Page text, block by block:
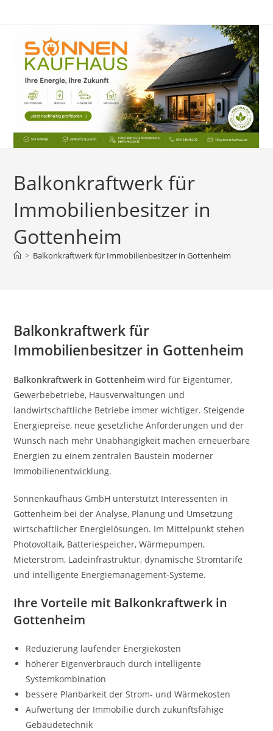
Balkonkraftwerk für
Immobilienbesitzer in
Gottenheim
> Balkonkraftwerk für Immobilienbesitzer in Gottenheim
Balkonkraftwerk für
Immobilienbesitzer in Gottenheim
Balkonkraftwerk in Gottenheim wird für Eigentümer,
Gewerbebetriebe, Hausverwaltungen und
landwirtschaftliche Betriebe immer wichtiger. Steigende
Energiepreise, neue gesetzliche Anforderungen und der
Wunsch nach mehr Unabhängigkeit machen erneuerbare
Energien zu einem zentralen Baustein moderner
Immobilienentwicklung.
Sonnenkaufhaus GmbH unterstützt Interessenten in
Gottenheim bei der Analyse, Planung und Umsetzung
wirtschaftlicher Energielösungen. Im Mittelpunkt stehen
Photovoltaik, Batteriespeicher, Wärmepumpen,
Mieterstrom, Ladeinfrastruktur, dynamische Stromtarife
und intelligente Energiemanagement-Systeme.
Ihre Vorteile mit Balkonkraftwerk in
Gottenheim
Reduzierung laufender Energiekosten
höherer Eigenverbrauch durch intelligente
Systemkombination
bessere Planbarkeit der Strom- und Wärmekosten
Aufwertung der Immobilie durch zukunftsfähige
Gebäudetechnik